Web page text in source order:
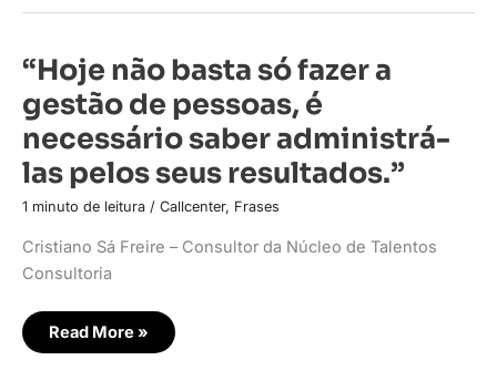
“Hoje não basta só fazer a
gestão de pessoas, é
necessário saber administrá-
las pelos seus resultados.”
1 minuto de leitura / Callcenter, Frases
Cristiano Sá Freire – Consultor da Núcleo de Talentos
Consultoria
“Hoje
não
basta
só
a
gestão
de
pessoas,
é
necessário
administrá-
pelos
resultados.”
Read More »